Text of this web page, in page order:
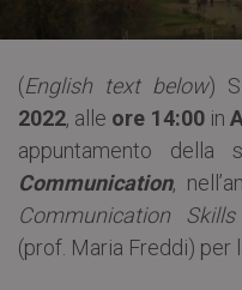
(English text below)
2022, alle ore 14:00in
appuntamento della
Communication,
Communication
(prof. Maria Freddi) per